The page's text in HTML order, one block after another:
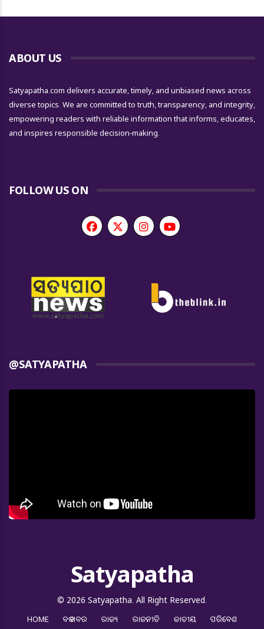
ABOUT US
Satyapatha.com delivers accurate, timely, and unbiased news across
diverse topics. We are committed to truth, transparency, and integrity,
empowering readers with reliable information that informs, educates,
and inspires responsible decision-making.
FOLLOW US ON
@SATYAPATHA
Satyapatha
© 2026 Satyapatha. All Right Reserved.
HOME ବଡ ଖବର ରାଜ୍ୟ ରାଜନୀତି ଜାତୀୟ ପରିବେଶ